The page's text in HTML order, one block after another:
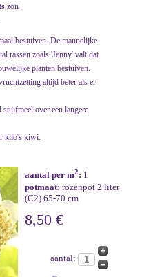
zon
bestuiven. De mannelijke
rassen zoals 'Jenny' valt dat
planten bestuiven.
altijd beter als er
over een langere
kilo's kiwi.
aantal per m2: 1
potmaat: rozenpot 2 liter
(C2) 65-70 cm
8,50 €
aantal: